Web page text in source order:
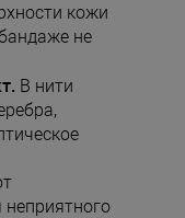
кожи
не
В нити
неприятного